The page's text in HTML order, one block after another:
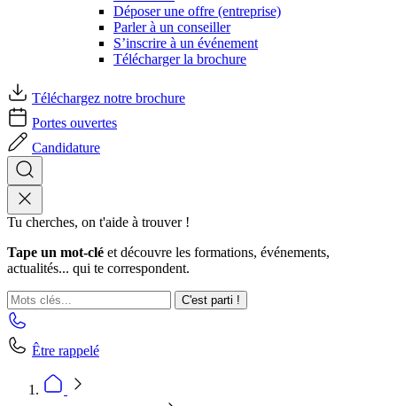
Déposer une offre (entreprise)
Parler à un conseiller
S’inscrire à un événement
Télécharger la brochure
Téléchargez notre brochure
Portes ouvertes
Candidature
Tu cherches, on t'aide à trouver !
Tape un mot-clé et découvre les formations, événements,
actualités... qui te correspondent.
C'est parti !
Être rappelé